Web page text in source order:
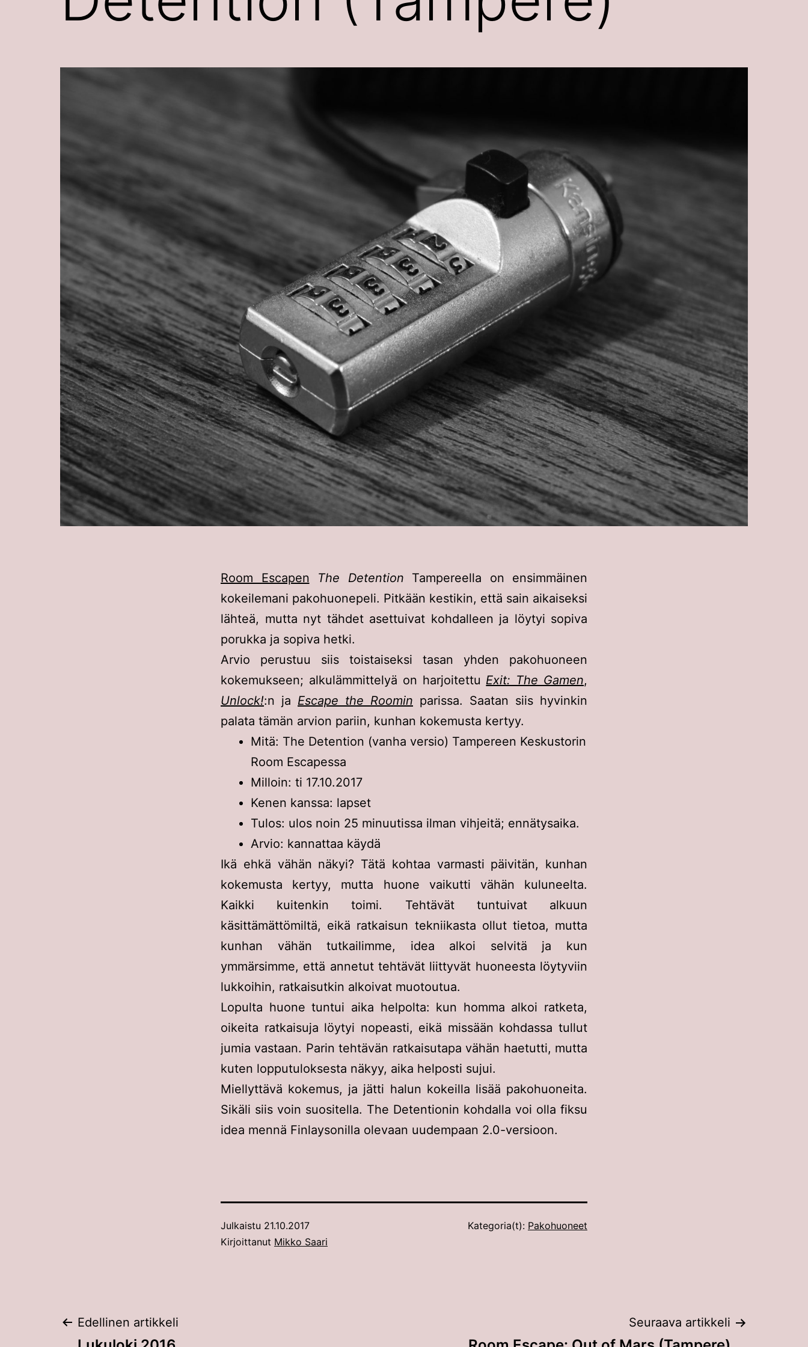
Room Escapen The Detention Tampereella on ensimmäinen
kokeilemani pakohuonepeli. Pitkään kestikin, että sain aikaiseksi
lähteä, mutta nyt tähdet asettuivat kohdalleen ja löytyi sopiva
porukka ja sopiva hetki.
Arvio perustuu siis toistaiseksi tasan yhden pakohuoneen
kokemukseen; alkulämmittelyä on harjoitettu Exit: The Gamen,
Unlock!:n ja Escape the Roomin parissa. Saatan siis hyvinkin
palata tämän arvion pariin, kunhan kokemusta kertyy.
Mitä: The Detention (vanha versio) Tampereen Keskustorin
Room Escapessa
Milloin: ti 17.10.2017
Kenen kanssa: lapset
Tulos: ulos noin 25 minuutissa ilman vihjeitä; ennätysaika.
Arvio: kannattaa käydä
Ikä ehkä vähän näkyi? Tätä kohtaa varmasti päivitän, kunhan
kokemusta kertyy, mutta huone vaikutti vähän kuluneelta.
Kaikki kuitenkin toimi. Tehtävät tuntuivat alkuun
käsittämättömiltä, eikä ratkaisun tekniikasta ollut tietoa, mutta
kunhan vähän tutkailimme, idea alkoi selvitä ja kun
ymmärsimme, että annetut tehtävät liittyvät huoneesta löytyviin
lukkoihin, ratkaisutkin alkoivat muotoutua.
Lopulta huone tuntui aika helpolta: kun homma alkoi ratketa,
oikeita ratkaisuja löytyi nopeasti, eikä missään kohdassa tullut
jumia vastaan. Parin tehtävän ratkaisutapa vähän haetutti, mutta
kuten lopputuloksesta näkyy, aika helposti sujui.
Miellyttävä kokemus, ja jätti halun kokeilla lisää pakohuoneita.
Sikäli siis voin suositella. The Detentionin kohdalla voi olla fiksu
idea mennä Finlaysonilla olevaan uudempaan 2.0-versioon.
Julkaistu 21.10.2017
Kirjoittanut Mikko Saari
Kategoria(t): Pakohuoneet
Artikkelien
Edellinen artikkeli Seuraava artikkeli